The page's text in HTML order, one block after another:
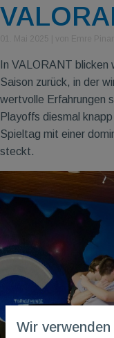
In VALORANT blicken
Saison zurück, in der
wertvolle Erfahrungen
Playoffs diesmal
Spieltag mit einer
steckt.
Wir